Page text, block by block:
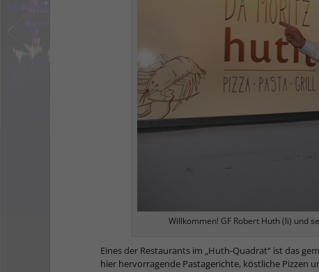
Willkommen! GF Robert Huth (li)
Eines der Restaurants im „Huth-Quadrat“ ist das
hier hervorragende Pastagerichte, köstliche Pizzen